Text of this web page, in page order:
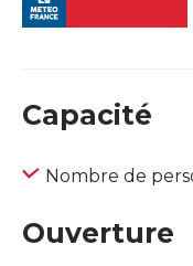
Capacité
Nombre de
Ouverture